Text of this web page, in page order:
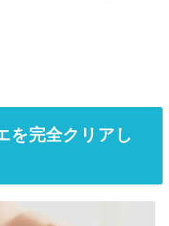
を完全クリアし